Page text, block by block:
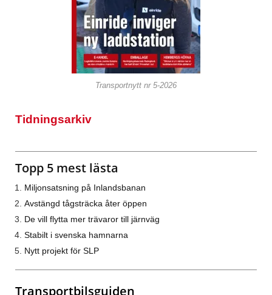
Transportnytt nr 5-2026
Tidningsarkiv
Topp 5 mest lästa
Miljonsatsning på Inlandsbanan
Avstängd tågsträcka åter öppen
De vill flytta mer trävaror till järnväg
Stabilt i svenska hamnarna
Nytt projekt för SLP
Transportbilsguiden